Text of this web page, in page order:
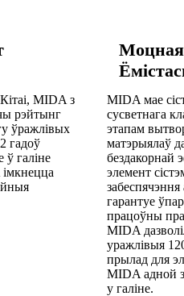
MIDA з
рэйтынг
ўражлівых
гадоў
ў галіне
імкнецца
Моцная
MIDA мае
сусветнага
этапам
матэрыялаў
элемент
гарантуе
працоўны
MIDA
уражлівыя
прылад для
MIDA адной
у галіне.